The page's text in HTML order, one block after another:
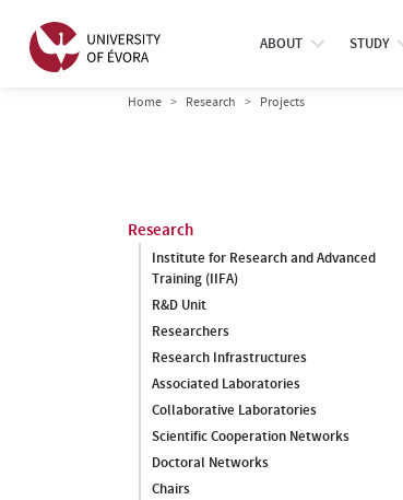
ABOUT STUDY
Home Research Projects
Research
Institute for Research and Advanced
Training (IIFA)
R&D Unit
Researchers
Research Infrastructures
Associated Laboratories
Collaborative Laboratories
Scientific Cooperation Networks
Doctoral Networks
Chairs